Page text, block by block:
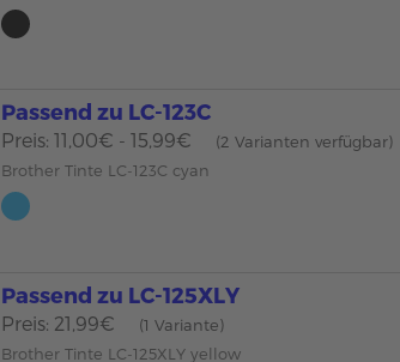
Passend zu LC-123C
Preis: 11,00€ - 15,99€
(2 Varianten verfügbar)
Brother Tinte LC-123C cyan
Passend zu LC-125XLY
Preis: 21,99€
(1 Variante)
Brother Tinte LC-125XLY yellow